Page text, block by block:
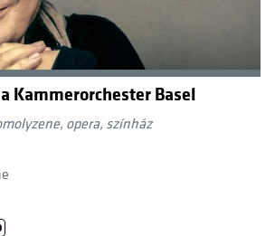
a Kammerorchester Basel
opera, színház